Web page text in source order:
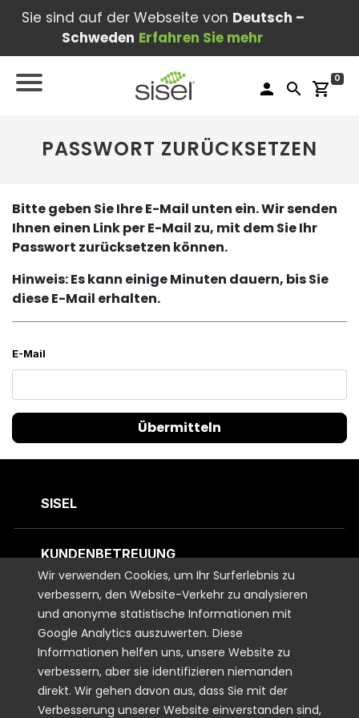
Sie sind auf der Webseite von Deutsch –
Schweden Erfahren Sie mehr
person search shopping_cart
0
PASSWORT ZURÜCKSETZEN
Bitte geben Sie Ihre E-Mail unten ein. Wir senden
Ihnen einen Link per E-Mail zu, mit dem Sie Ihr
Passwort zurücksetzen können.
Hinweis: Es kann einige Minuten dauern, bis Sie
diese E-Mail erhalten.
E-Mail
Übermitteln
SISEL
KUNDENBETREUUNG
KONTAKTIEREN SIE UNS
VERBUNDEN BLEIBEN
RECHTLICHES
Wir verwenden Cookies, um Ihr Surferlebnis zu
verbessern, den Website-Verkehr zu analysieren
und anonyme statistische Informationen mit
Google Analytics auszuwerten. Diese
Informationen helfen uns, unsere Website zu
verbessern, aber sie identifizieren niemanden
direkt. Wir gehen davon aus, dass Sie mit der
Verbesserung unserer Website einverstanden sind,